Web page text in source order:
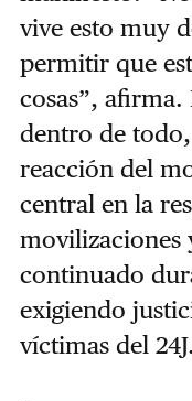
vive esto muy
permitir que
cosas”, afirma.
dentro de
reacción del
central en la
movilizaciones
continuado
exigiendo
víctimas del 24J.